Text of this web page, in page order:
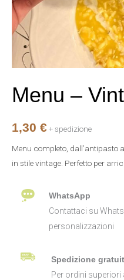
Menu –
1,30 €+ spedizione
Menu completo, dall’antipasto
in stile vintage. Perfetto per
WhatsApp
Contattaci su
personalizzazioni
Spedizione
Per ordini superiori
Menu
quantità